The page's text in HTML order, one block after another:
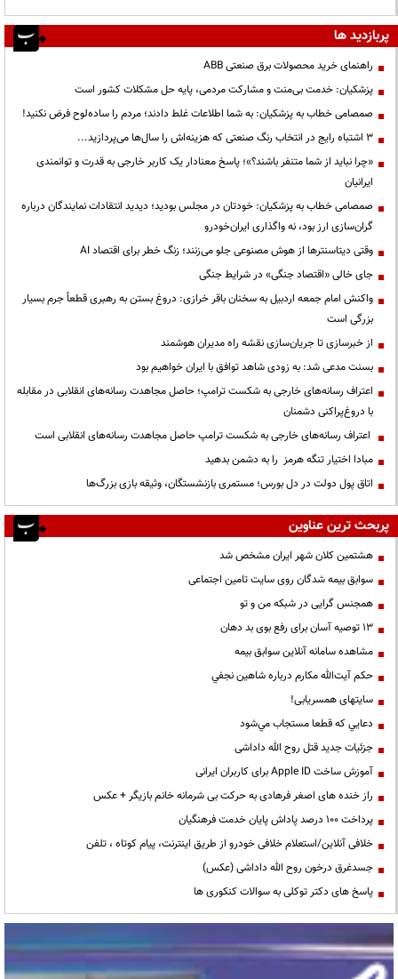
پربازدید ها
راهنمای خرید محصولات برق صنعتی ABB
پزشکیان: خدمت بی‌منت و مشارکت مردمی، پایه حل مشکلات کشور است
صمصامی خطاب به پزشکیان: به شما اطلاعات غلط دادند؛ مردم را ساده‌لوح فرض نکنید!
3 اشتباه رایج در انتخاب رنگ صنعتی که هزینه‌اش را سال‌ها می‌پردازید...
«چرا نباید از شما متنفر باشند؟»؛ پاسخ معنادار یک کاربر خارجی به قدرت و توانمندی
ایرانیان
صمصامی خطاب به پزشکیان: خودتان در مجلس بودید؛ دیدید انتقادات نمایندگان درباره
گران‌سازی ارز بود، نه واگذاری ایران‌خودرو
وقتی دیتاسنترها از هوش مصنوعی جلو می‌زنند؛ زنگ خطر برای اقتصاد AI
جای خالی «اقتصاد جنگی» در شرایط جنگی
واکنش امام جمعه اردبیل به سخنان باقر خرازی: دروغ بستن به رهبری قطعاً جرم بسیار
بزرگی است
از خبرسازی تا جریان‌سازی نقشه راه مدیران هوشمند
بسنت مدعی شد: به زودی شاهد توافق با ایران خواهیم بود
اعتراف رسانه‌های خارجی به شکست ترامپ؛ حاصل مجاهدت رسانه‌های انقلابی در مقابله
با دروغ‌پراکنی دشمنان
اعتراف رسانه‌های خارجی به شکست ترامپ حاصل مجاهدت رسانه‌های انقلابی است
مبادا اختیار تنگه هرمز را به دشمن بدهید
اتاق پول دولت در دل بورس؛ مستمری بازنشستگان، وثیقه بازی بزرگ‌ها
پربحث ترین عناوین
هشتمین کلان شهر ایران مشخص شد
سوابق بیمه شدگان روی سایت تامین اجتماعی
همجنس گرایی در شبکه من و تو
13 توصیه آسان برای رفع بوی بد دهان
مشاهده سامانه آنلاين سوابق بیمه
حكم آيت‌الله مكارم درباره شاهين نجفي
سایتهای همسریابی!
دعايي كه قطعا مستجاب مي‌شود
جزئیات جدید قتل روح الله داداشی
آموزش ساخت Apple ID برای کاربران ایرانی
راز خنده های اصغر فرهادی به حرکت بی شرمانه خانم بازیگر + عکس
پرداخت ۱۰۰ درصد پاداش پایان خدمت فرهنگیان
خلافی آنلاین/استعلام خلافی خودرو از طریق اینترنت، پیام کوتاه ، تلفن
جسدغرق درخون روح الله داداشی (عکس)
پاسخ های دکتر توکلی به سوالات کنکوری ها